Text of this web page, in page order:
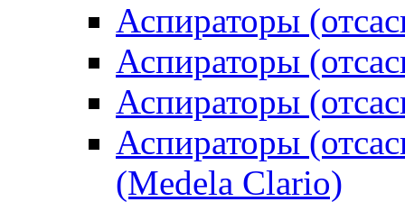
Аспираторы
Аспираторы
Аспираторы
Аспираторы
(Medela Clario)